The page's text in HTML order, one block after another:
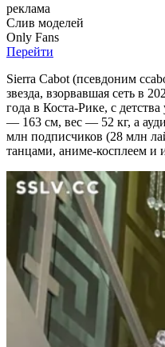
реклама
Слив моделей
Only Fans
Перейти
Sierra Cabot (псевдоним
звезда, взорвавшая сеть в
года в Коста-Рике, с
— 163 см, вес — 52 кг, а
млн подписчиков (28 млн
танцами, аниме-косплеем и